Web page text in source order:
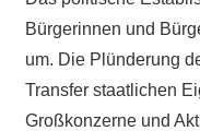
Bürgerinnen und
um. Die Plünderung
Transfer staatlichen
Großkonzerne und